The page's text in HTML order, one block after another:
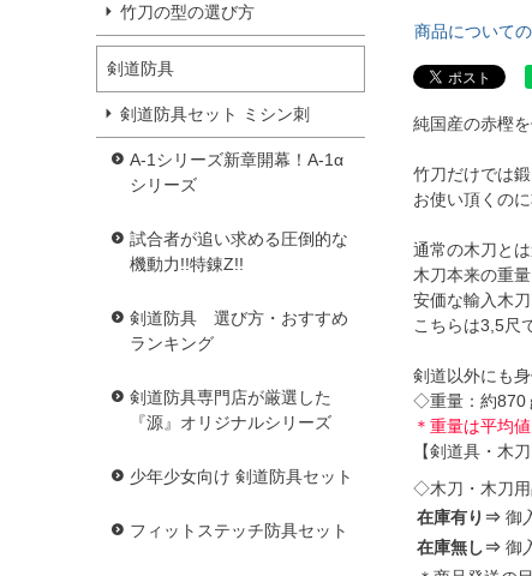
竹刀の型の選び方
剣道防具
剣道防具セット ミシン刺
A-1シリーズ新章開幕！A-1α
シリーズ
試合者が追い求める圧倒的な
機動力!!特錬Z!!
剣道防具 選び方・おすすめ
ランキング
剣道防具専門店が厳選した
『源』オリジナルシリーズ
少年少女向け 剣道防具セット
フィットステッチ防具セット
商品について
純国産の赤樫
竹刀だけでは
お使い頂くの
通常の木刀と
木刀本来の重
安価な輸入木
こちらは3,5尺
剣道以外にも
◇重量：約870
＊重量は平均
【剣道具・木
◇木刀・木刀
在庫有り⇒ 御
在庫無し⇒ 御